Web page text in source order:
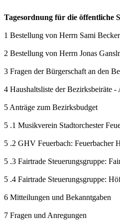
Tagesordnung für die öffentliche
1 Bestellung von Herrn Sami
2 Bestellung von Herrn Jonas
3 Fragen der Bürgerschaft an den
4 Haushaltsliste der Bezirksbeiräte
5 Anträge zum Bezirksbudget
5 .1 Musikverein Stadtorchester
5 .2 GHV Feuerbach: Feuerbacher
5 .3 Fairtrade Steuerungsgruppe:
5 .4 Fairtrade Steuerungsgruppe:
6 Mitteilungen und Bekanntgaben
7 Fragen und Anregungen